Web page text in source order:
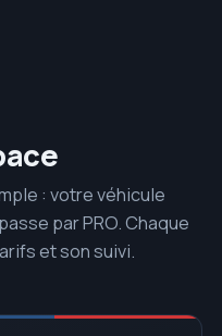
: votre véhicule
par PRO. Chaque
et son suivi.